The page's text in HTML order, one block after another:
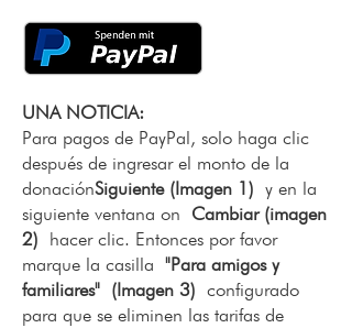
UNA NOTICIA:
Para pagos de PayPal, solo haga clic
después de ingresar el monto de la
donaciónSiguiente (Imagen 1) y en la
siguiente ventana on Cambiar (imagen
2) hacer clic. Entonces por favor
marque la casilla "Para amigos y
familiares" (Imagen 3) configurado
para que se eliminen las tarifas de